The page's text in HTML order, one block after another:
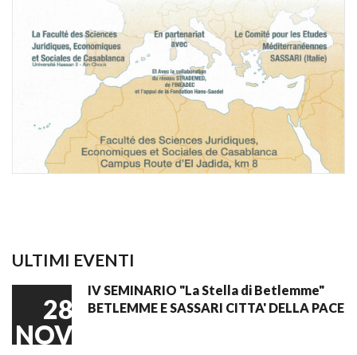
ULTIMI EVENTI
28
NOV
IV SEMINARIO "La Stella di Betlemme"
BETLEMME E SASSARI CITTA' DELLA PACE